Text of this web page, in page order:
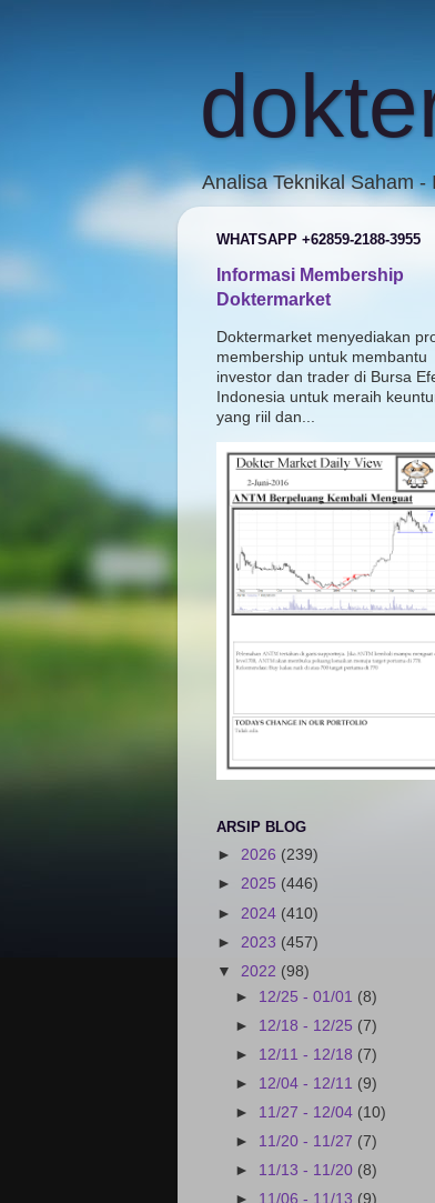
Analisa Teknikal Saham
WHATSAPP +62859-2188-3955
Informasi Membership
Doktermarket
Doktermarket menyediakan
membership untuk membantu
investor dan trader di Bursa
Indonesia untuk meraih
yang riil dan...
ARSIP BLOG
► 2026 (239)
► 2025 (446)
► 2024 (410)
► 2023 (457)
▼ 2022 (98)
► 12/25 - 01/01 (8)
► 12/18 - 12/25 (7)
► 12/11 - 12/18 (7)
► 12/04 - 12/11 (9)
► 11/27 - 12/04 (10)
► 11/20 - 11/27 (7)
► 11/13 - 11/20 (8)
► 11/06 - 11/13 (9)